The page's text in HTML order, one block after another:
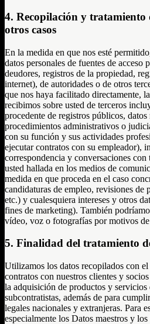
4. Recopilación y tratamiento
otros casos
En la medida en que nos esté
datos personales de fuentes de acceso
deudores, registros de la propiedad,
internet), de autoridades o de otros
que nos haya facilitado directamente,
recibimos sobre usted de terceros
procedente de registros públicos,
procedimientos administrativos o
con su función y sus actividades
ejecutar contratos con su empleador),
correspondencia y conversaciones
usted hallada en los medios de
medida en que proceda en el caso
candidaturas de empleo, revisiones de
etc.) y cualesquiera intereses y otros
fines de marketing). También
vídeo, voz o fotografías por motivos
5. Finalidad del tratamiento
Utilizamos los datos recopilados con
contratos con nuestros clientes y
la adquisición de productos y servicios
subcontratistas, además de para
legales nacionales y extranjeras. Para
especialmente los Datos maestros y